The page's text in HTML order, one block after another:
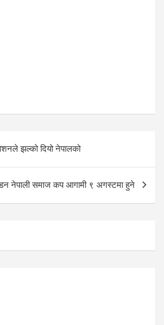
झल्को दियो नेपालको
नेपाली समाज कप आगामी ९ अगस्टमा हुने